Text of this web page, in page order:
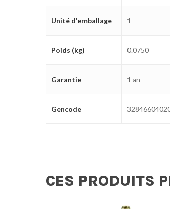
Unité d'emballage 1
Poids (kg) 0.0750
Garantie 1 an
Gencode
CES PRODUITS